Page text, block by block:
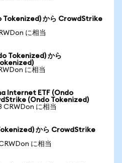
Tokenized) から CrowdStrike
に相当
Tokenized) から
に相当
Internet ETF (Ondo
(Ondo Tokenized)
CRWDon に相当
から CrowdStrike
に相当